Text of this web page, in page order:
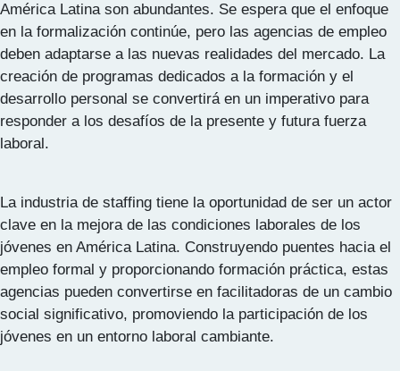
América Latina son abundantes. Se espera que el enfoque
en la formalización continúe, pero las agencias de empleo
deben adaptarse a las nuevas realidades del mercado. La
creación de programas dedicados a la formación y el
desarrollo personal se convertirá en un imperativo para
responder a los desafíos de la presente y futura fuerza
laboral.
La industria de staffing tiene la oportunidad de ser un actor
clave en la mejora de las condiciones laborales de los
jóvenes en América Latina. Construyendo puentes hacia el
empleo formal y proporcionando formación práctica, estas
agencias pueden convertirse en facilitadoras de un cambio
social significativo, promoviendo la participación de los
jóvenes en un entorno laboral cambiante.